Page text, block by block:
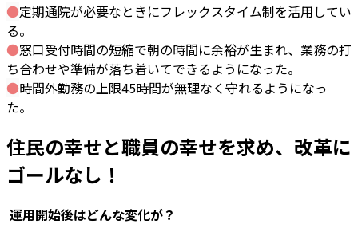
●定期通院が必要なときにフレックスタイム制を活用してい
る。
●窓口受付時間の短縮で朝の時間に余裕が生まれ、業務の打
ち合わせや準備が落ち着いてできるようになった。
●時間外勤務の上限45時間が無理なく守れるようになっ
た。
住民の幸せと職員の幸せを求め、改革に
ゴールなし！
―― 運用開始後はどんな変化が？